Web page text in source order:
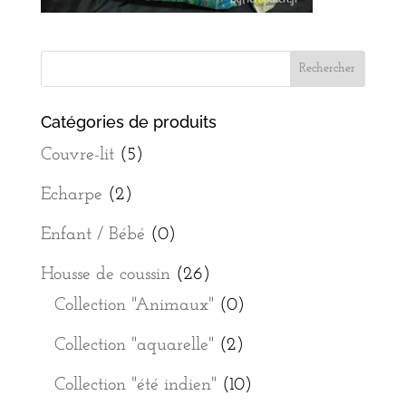
Catégories de produits
Couvre-lit (5)
Echarpe (2)
Enfant / Bébé (0)
Housse de coussin (26)
Collection "Animaux" (0)
Collection "aquarelle" (2)
Collection "été indien" (10)